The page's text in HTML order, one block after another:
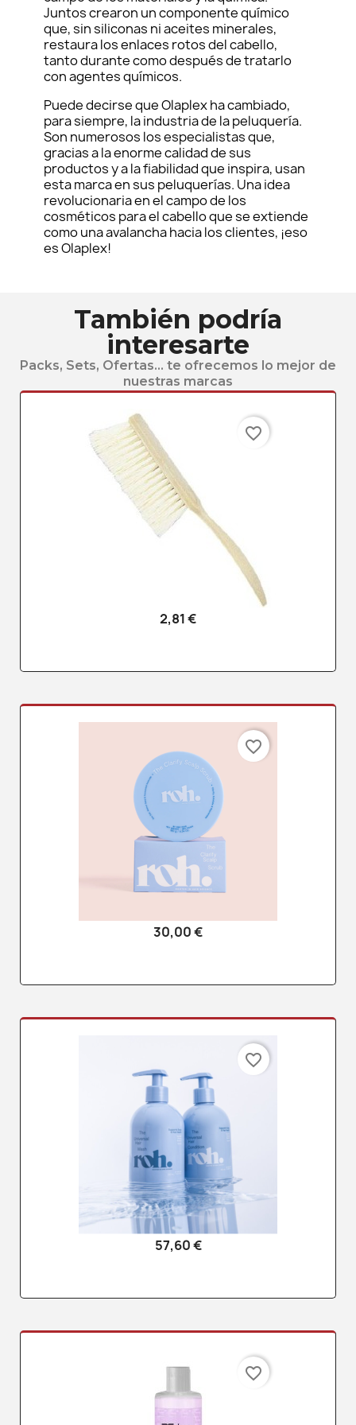
Juntos crearon un componente químico
que, sin siliconas ni aceites minerales,
restaura los enlaces rotos del cabello,
tanto durante como después de tratarlo
con agentes químicos.
Puede decirse que Olaplex ha cambiado,
para siempre, la industria de la peluquería.
Son numerosos los especialistas que,
gracias a la enorme calidad de sus
productos y a la fiabilidad que inspira, usan
esta marca en sus peluquerías. Una idea
revolucionaria en el campo de los
cosméticos para el cabello que se extiende
como una avalancha hacia los clientes, ¡eso
es Olaplex!
También podría
interesarte
Packs, Sets, Ofertas... te ofrecemos lo mejor de
nuestras marcas
2,81 €
favorite_border
30,00 €
favorite_border
57,60 €
favorite_border
favorite_border